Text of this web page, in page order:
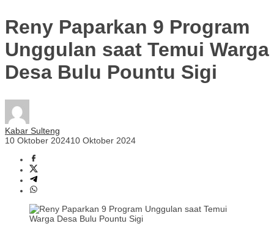
Reny Paparkan 9 Program
Unggulan saat Temui Warga
Desa Bulu Pountu Sigi
Kabar Sulteng
10 Oktober 202410 Oktober 2024